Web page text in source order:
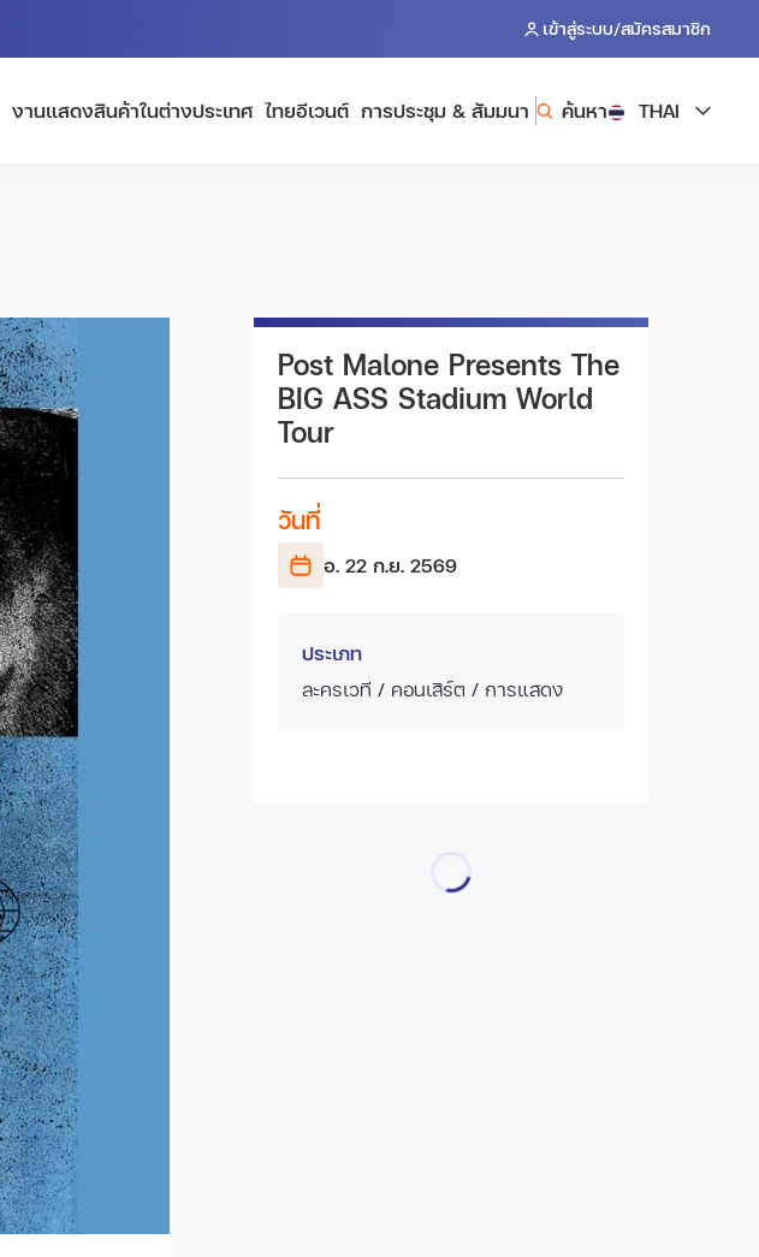
เข้าสู่ระบบ/สมัครสมาชิก
งานแสดงสินค้าในต่างประเทศ ไทยอีเวนต์ การประชุม & สัมมนา ค้นหา THAI
Post Malone Presents The
BIG ASS Stadium World
Tour
วันที่
อ. 22 ก.ย. 2569
ประเภท
ละครเวที / คอนเสิร์ต / การแสดง